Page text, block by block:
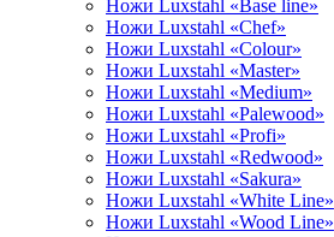
Ножи Luxstahl «Base line»
Ножи Luxstahl «Chef»
Ножи Luxstahl «Colour»
Ножи Luxstahl «Master»
Ножи Luxstahl «Medium»
Ножи Luxstahl «Palewood»
Ножи Luxstahl «Profi»
Ножи Luxstahl «Redwood»
Ножи Luxstahl «Sakura»
Ножи Luxstahl «White Line»
Ножи Luxstahl «Wood Line»